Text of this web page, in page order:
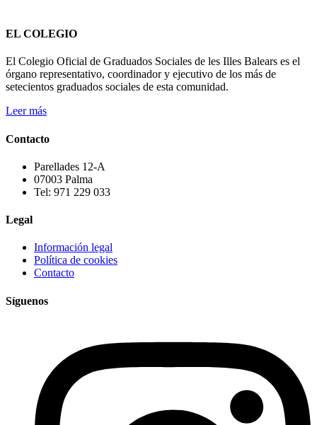
EL COLEGIO
El Colegio Oficial de Graduados Sociales de les Illes Balears es el
órgano representativo, coordinador y ejecutivo de los más de
setecientos graduados sociales de esta comunidad.
Leer más
Contacto
Parellades 12-A
07003 Palma
Tel: 971 229 033
Legal
Información legal
Política de cookies
Contacto
Síguenos